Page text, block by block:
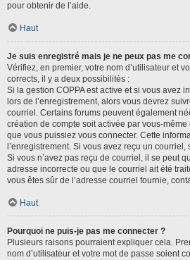
pour obtenir de l’aide.
Haut
Je suis enregistré mais je ne peux pas me
Vérifiez, en premier, votre nom d’utilisateur et
corrects, il y a deux possibilités :
Si la gestion COPPA est active et si vous avez
lors de l’enregistrement, alors vous devrez
courriel. Certains forums peuvent également
création de compte soit activée par vous-
que vous puissiez vous connecter. Cette
l’enregistrement. Si vous avez reçu un
Si vous n’avez pas reçu de courriel, il se peut
adresse incorrecte ou que le courriel ait été
vous êtes sûr de l’adresse courriel fournie,
Haut
Pourquoi ne puis-je pas me connecter ?
Plusieurs raisons pourraient expliquer cela.
nom d’utilisateur et votre mot de passe soient